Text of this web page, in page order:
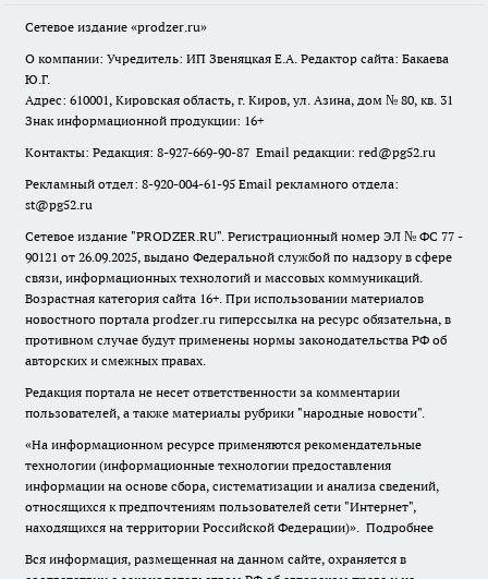
Сетевое издание «prodzer.ru»
О компании: Учредитель: ИП Звеняцкая Е.А. Редактор сайта: Бакаева
Ю.Г.
Адрес: 610001, Кировская область, г. Киров, ул. Азина, дом № 80, кв. 31
Знак информационной продукции: 16+
Контакты: Редакция: 8-927-669-90-87 Email редакции: red@pg52.ru
Рекламный отдел: 8-920-004-61-95 Email рекламного отдела:
st@pg52.ru
Сетевое издание "PRODZER.RU". Регистрационный номер ЭЛ № ФС 77 -
90121 от 26.09.2025, выдано Федеральной службой по надзору в сфере
связи, информационных технологий и массовых коммуникаций.
Возрастная категория сайта 16+. При использовании материалов
новостного портала prodzer.ru гиперссылка на ресурс обязательна, в
противном случае будут применены нормы законодательства РФ об
авторских и смежных правах.
Редакция портала не несет ответственности за комментарии
пользователей, а также материалы рубрики "народные новости".
«На информационном ресурсе применяются рекомендательные
технологии (информационные технологии предоставления
информации на основе сбора, систематизации и анализа сведений,
относящихся к предпочтениям пользователей сети "Интернет",
находящихся на территории Российской Федерации)». Подробнее
Вся информация, размещенная на данном сайте, охраняется в